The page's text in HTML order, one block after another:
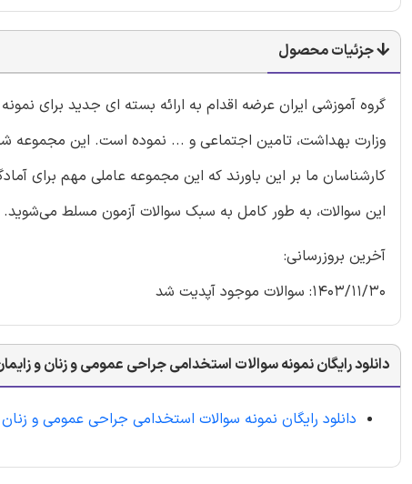
جزئیات محصول
گروه آموزشی ایران عرضه اقدام به ارائه بسته ای جدید برای
وزارت بهداشت، تامین اجتماعی و ... نموده است. این مجموعه
کارشناسان ما بر این باورند که این مجموعه عاملی مهم برای
این سوالات، به طور کامل به سبک سوالات آزمون مسلط می‌شوید.
آخرین بروزرسانی:
1403/11/30: سوالات موجود آپدیت شد
دانلود رایگان نمونه سوالات استخدامی جراحی عمومی و زنان و
دانلود رایگان نمونه سوالات استخدامی جراحی عمومی و زنان